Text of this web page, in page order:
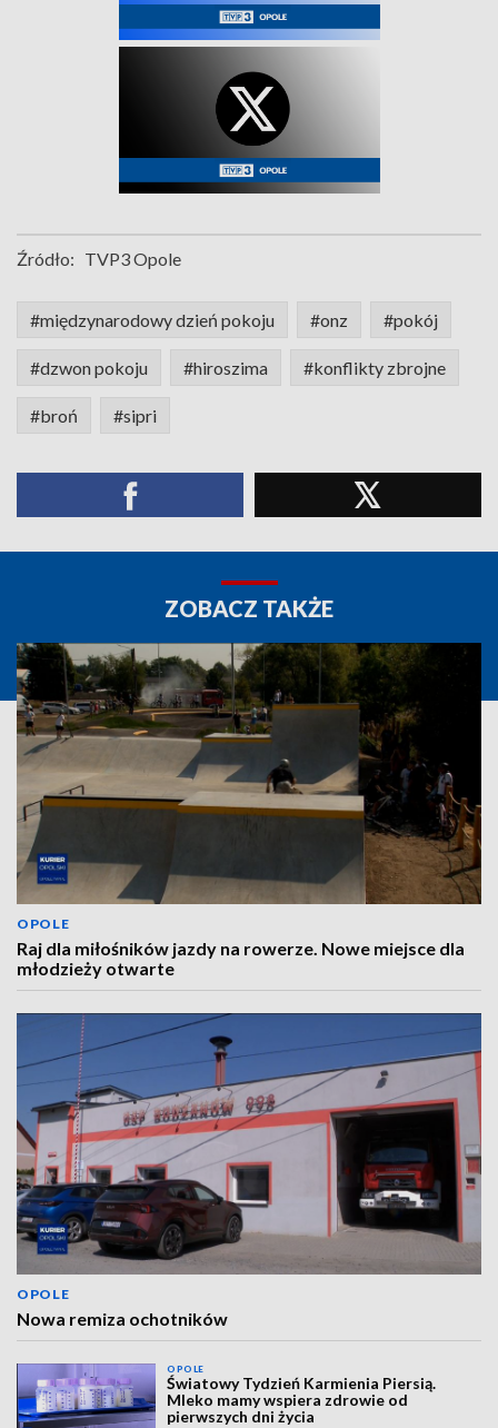
Źródło: TVP3 Opole
#międzynarodowy dzień pokoju #onz #pokój
#dzwon pokoju #hiroszima #konflikty zbrojne
#broń #sipri
ZOBACZ TAKŻE
OPOLE
Raj dla miłośników jazdy na rowerze. Nowe miejsce dla
młodzieży otwarte
OPOLE
Nowa remiza ochotników
OPOLE
Światowy Tydzień Karmienia Piersią.
Mleko mamy wspiera zdrowie od
pierwszych dni życia